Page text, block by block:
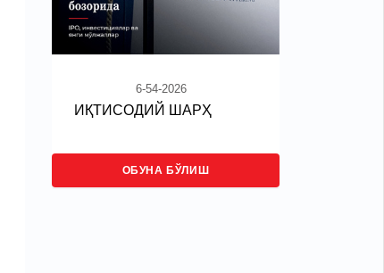
6-54-2026
ИҚТИСОДИЙ ШАРҲ
ОБУНА БЎЛИШ